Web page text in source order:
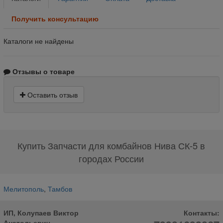
Получить консультацию
Каталоги не найдены
Отзывы о товаре
Оставить отзыв
Купить Запчасти для комбайнов Нива СК-5 в
городах России
Мелитополь, Тамбов
ИП, Колупаев Виктор
Контакты: